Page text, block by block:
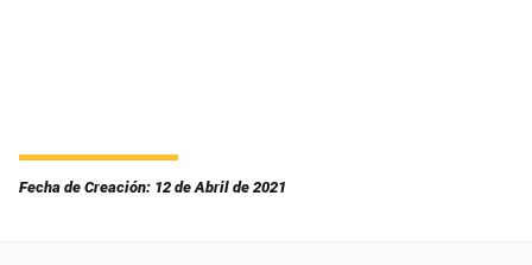
Fecha de Creación: 12 de Abril de 2021